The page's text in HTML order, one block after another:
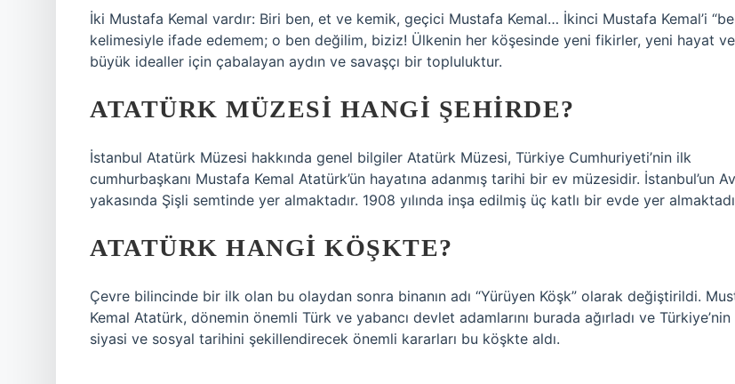
İki Mustafa Kemal vardır: Biri ben, et ve kemik, geçici Mustafa Kemal… İkinci Mustafa Kemal’i
kelimesiyle ifade edemem; o ben değilim, biziz! Ülkenin her köşesinde yeni fikirler, yeni hayat ve
büyük idealler için çabalayan aydın ve savaşçı bir topluluktur.
ATATÜRK MÜZESI HANGI ŞEHIRDE?
İstanbul Atatürk Müzesi hakkında genel bilgiler Atatürk Müzesi, Türkiye Cumhuriyeti’nin ilk
cumhurbaşkanı Mustafa Kemal Atatürk’ün hayatına adanmış tarihi bir ev müzesidir. İstanbul’un
yakasında Şişli semtinde yer almaktadır. 1908 yılında inşa edilmiş üç katlı bir evde yer
ATATÜRK HANGI KÖŞKTE?
Çevre bilincinde bir ilk olan bu olaydan sonra binanın adı “Yürüyen Köşk” olarak değiştirildi.
Kemal Atatürk, dönemin önemli Türk ve yabancı devlet adamlarını burada ağırladı ve Türkiye’nin
siyasi ve sosyal tarihini şekillendirecek önemli kararları bu köşkte aldı.